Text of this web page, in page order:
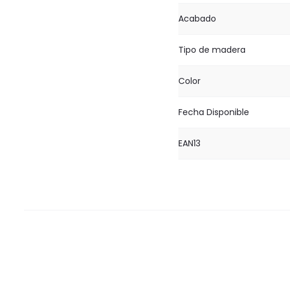
Acabado
Tipo de madera
Color
Fecha Disponible
EAN13